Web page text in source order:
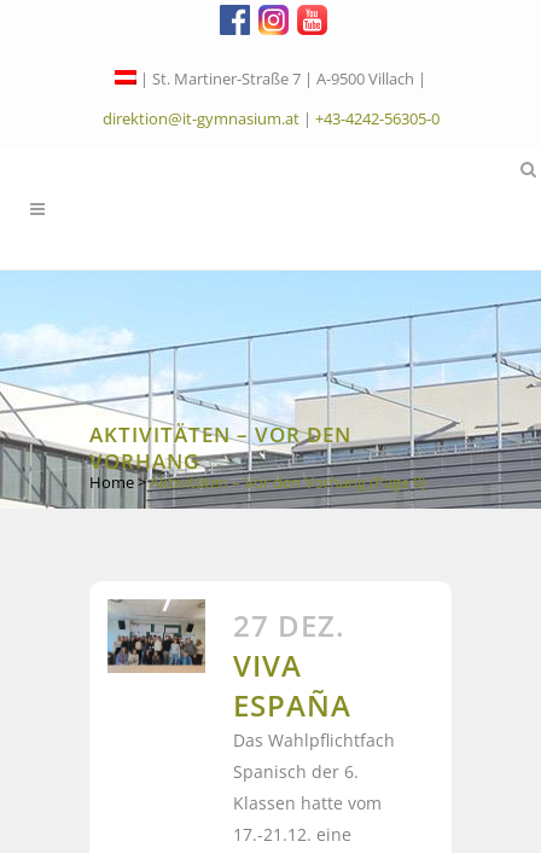
| St. Martiner-Straße 7 | A-9500 Villach |
direktion@it-gymnasium.at| +43-4242-56305-0
AKTIVITÄTEN – VOR DEN
VORHANG
Home>Aktivitäten – Vor den Vorhang(Page 9)
27 DEZ.
VIVA
ESPAÑA
Das Wahlpflichtfach
Spanisch der 6.
Klassen hatte vom
17.-21.12. eine